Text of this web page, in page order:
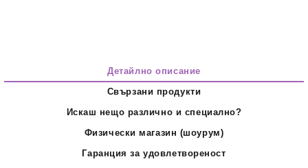
Детайлно описание
Свързани продукти
Искаш нещо различно и специално?
Физически магазин (шоурум)
Гаранция за удовлетвореност